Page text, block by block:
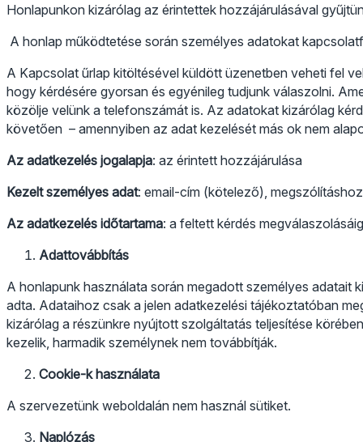
Honlapunkon kizárólag az érintettek hozzájárulásával
A honlap működtetése során személyes adatokat
A Kapcsolat űrlap kitöltésével küldött üzenetben veheti fel
hogy kérdésére gyorsan és egyénileg tudjunk válaszolni.
közölje velünk a telefonszámát is. Az adatokat kizárólag
követően – amennyiben az adat kezelését más ok nem
Az adatkezelés jogalapja: az érintett hozzájárulása
Kezelt személyes adat: email-cím (kötelező),
Az adatkezelés időtartama: a feltett kérdés megválaszolásáig
Adattovábbítás
A honlapunk használata során megadott személyes adatait
adta. Adataihoz csak a jelen adatkezelési tájékoztatóban
kizárólag a részünkre nyújtott szolgáltatás teljesítése
kezelik, harmadik személynek nem továbbítják.
Cookie-k használata
A szervezetünk weboldalán nem használ sütiket.
Naplózás